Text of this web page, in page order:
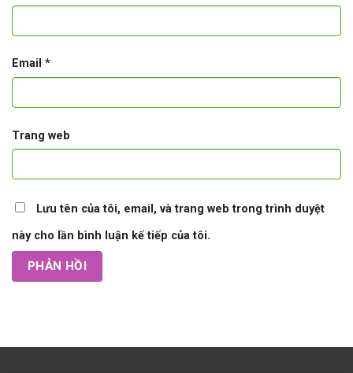
Email *
Trang web
Lưu tên của tôi, email, và trang web trong trình duyệt
này cho lần bình luận kế tiếp của tôi.